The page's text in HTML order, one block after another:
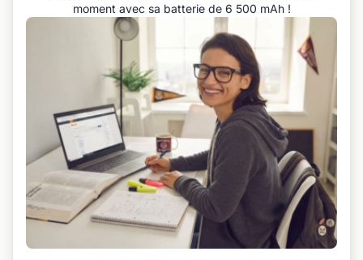
moment avec sa batterie de 6 500 mAh !